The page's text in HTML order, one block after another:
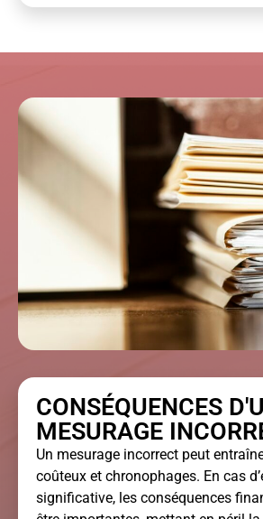
CONSÉQUENCES
MESURAGE
Un mesurage incorrect peut
coûteux et chronophages. En cas
significative, les conséquences